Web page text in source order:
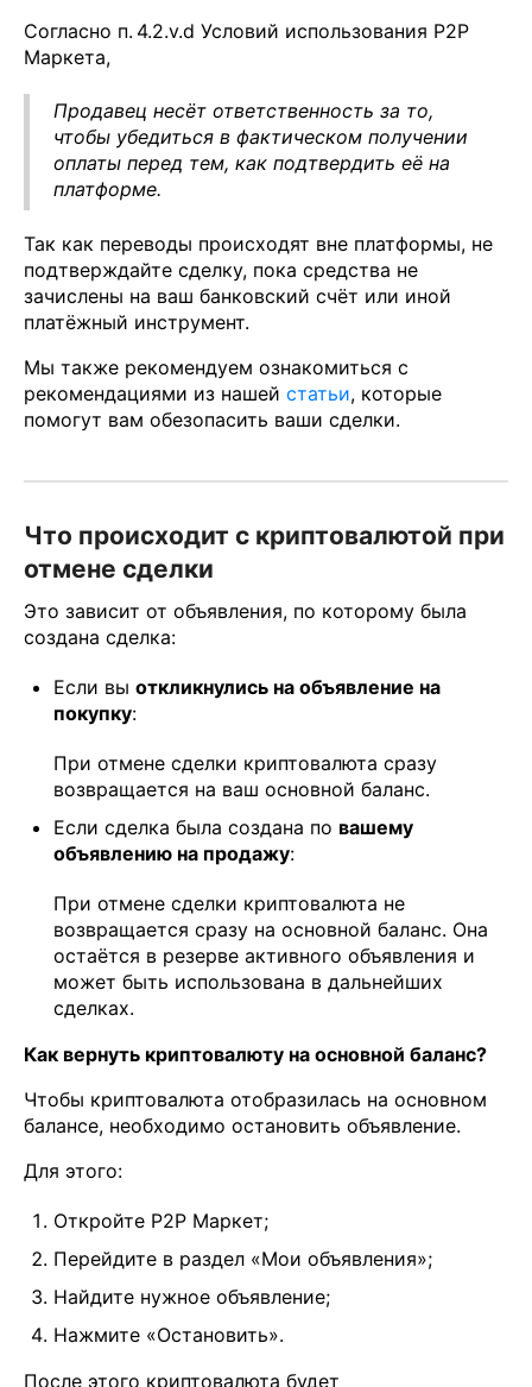
Согласно п. 4.2.v.d Условий использования P2P
Маркета,
Продавец несёт ответственность за то,
чтобы убедиться в фактическом получении
оплаты перед тем, как подтвердить её на
платформе.
Так как переводы происходят вне платформы, не
подтверждайте сделку, пока средства не
зачислены на ваш банковский счёт или иной
платёжный инструмент.
Мы также рекомендуем ознакомиться с
рекомендациями из нашей статьи, которые
помогут вам обезопасить ваши сделки.
Что происходит с криптовалютой при
отмене сделки
Это зависит от объявления, по которому была
создана сделка:
Если вы откликнулись на объявление на
покупку:
При отмене сделки криптовалюта сразу
возвращается на ваш основной баланс.
Если сделка была создана по вашему
объявлению на продажу:
При отмене сделки криптовалюта не
возвращается сразу на основной баланс. Она
остаётся в резерве активного объявления и
может быть использована в дальнейших
сделках.
Как вернуть криптовалюту на основной баланс?
Чтобы криптовалюта отобразилась на основном
балансе, необходимо остановить объявление.
Для этого:
Откройте P2P Маркет;
Перейдите в раздел «Мои объявления»;
Найдите нужное объявление;
Нажмите «Остановить».
После этого криптовалюта будет